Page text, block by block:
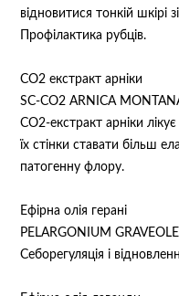
відновитися тонкій шкірі
Профілактика рубців.
СО2 екстракт арніки
SC-CO2 ARNICA
СО2-екстракт арніки
їх стінки ставати більш
патогенну флору.
Ефірна олія герані
PELARGONIUM
Себорегуляція і